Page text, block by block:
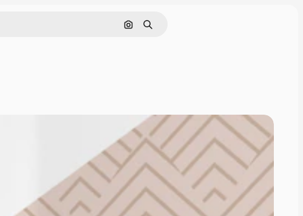
Buscar por imagen
Buscar